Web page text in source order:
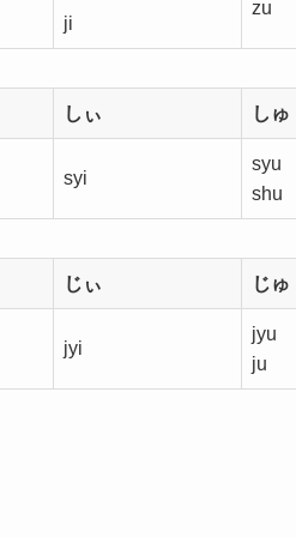
ji
zu
しぃ しゅ
syi
syu
shu
じぃ じゅ
jyi
jyu
ju